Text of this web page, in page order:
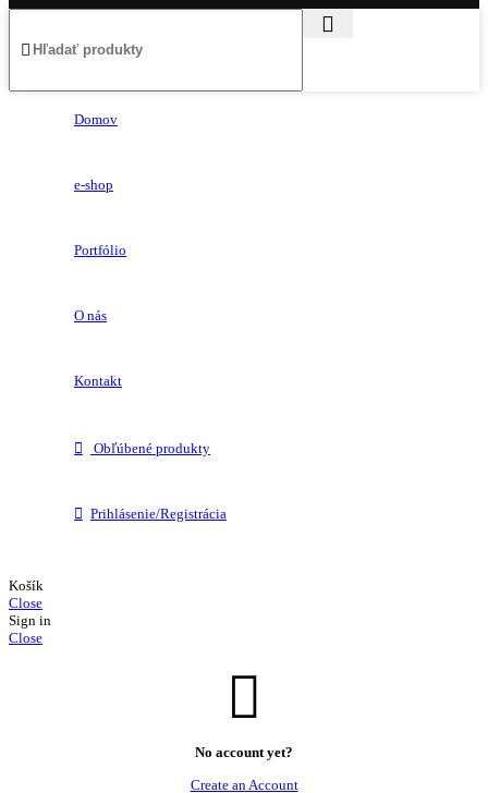
Domov
e-shop
Portfólio
O nás
Kontakt
Obľúbené produkty
Prihlásenie/Registrácia
Košík
Close
Sign in
Close
No account yet?
Create an Account